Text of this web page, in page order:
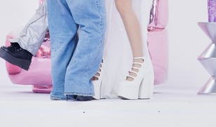
50 năm Việt Nam gia
nhập UNESCO: Khơi